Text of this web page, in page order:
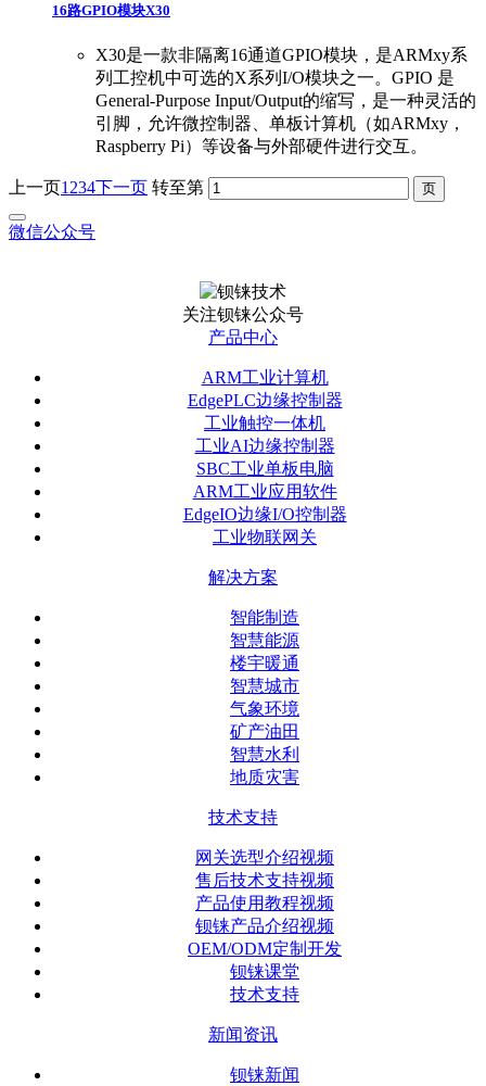
16路GPIO模块X30
X30是一款非隔离16通道GPIO模块，是ARMxy系
列工控机中可选的X系列I/O模块之一。GPIO 是
General-Purpose Input/Output的缩写，是一种灵活的
引脚，允许微控制器、单板计算机（如ARMxy，
Raspberry Pi）等设备与外部硬件进行交互。
上一页1 234下一页 转至第
微信公众号
关注钡铼公众号
产品中心
ARM工业计算机
EdgePLC边缘控制器
工业触控一体机
工业AI边缘控制器
SBC工业单板电脑
ARM工业应用软件
EdgeIO边缘I/O控制器
工业物联网关
解决方案
智能制造
智慧能源
楼宇暖通
智慧城市
气象环境
矿产油田
智慧水利
地质灾害
技术支持
网关选型介绍视频
售后技术支持视频
产品使用教程视频
钡铼产品介绍视频
OEM/ODM定制开发
钡铼课堂
技术支持
新闻资讯
钡铼新闻